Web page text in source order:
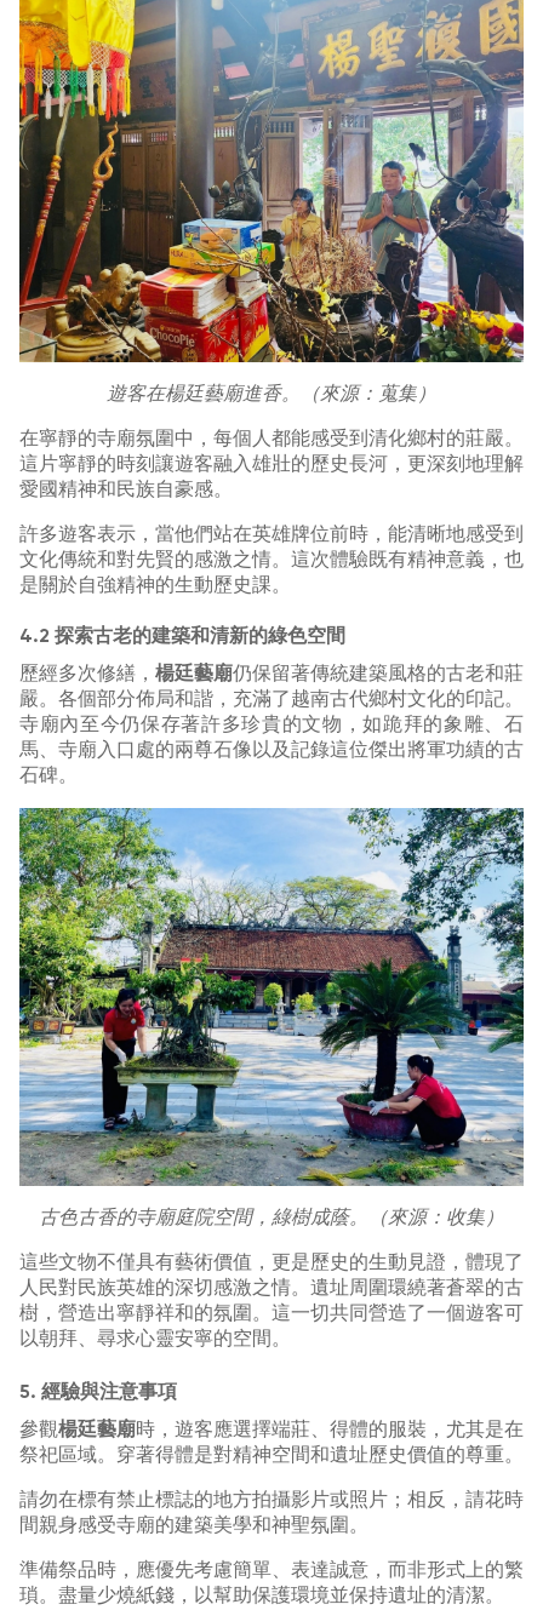
遊客在楊廷藝廟進香。（來源：蒐集）
在寧靜的寺廟氛圍中，每個人都能感受到清化鄉村的莊嚴。
這片寧靜的時刻讓遊客融入雄壯的歷史長河，更深刻地理解
愛國精神和民族自豪感。
許多遊客表示，當他們站在英雄牌位前時，能清晰地感受到
文化傳統和對先賢的感激之情。這次體驗既有精神意義，也
是關於自強精神的生動歷史課。
4.2 探索古老的建築和清新的綠色空間
歷經多次修繕， 楊廷藝廟仍保留著傳統建築風格的古老和莊
嚴。各個部分佈局和諧，充滿了越南古代鄉村文化的印記。
寺廟內至今仍保存著許多珍貴的文物，如跪拜的象雕、石
馬、寺廟入口處的兩尊石像以及記錄這位傑出將軍功績的古
石碑。
古色古香的寺廟庭院空間，綠樹成蔭。（來源：收集）
這些文物不僅具有藝術價值，更是歷史的生動見證，體現了
人民對民族英雄的深切感激之情。遺址周圍環繞著蒼翠的古
樹，營造出寧靜祥和的氛圍。這一切共同營造了一個遊客可
以朝拜、尋求心靈安寧的空間。
5. 經驗與注意事項
參觀楊廷藝廟時，遊客應選擇端莊、得體的服裝，尤其是在
祭祀區域。穿著得體是對精神空間和遺址歷史價值的尊重。
請勿在標有禁止標誌的地方拍攝影片或照片；相反，請花時
間親身感受寺廟的建築美學和神聖氛圍。
準備祭品時，應優先考慮簡單、表達誠意，而非形式上的繁
瑣。盡量少燒紙錢，以幫助保護環境並保持遺址的清潔。